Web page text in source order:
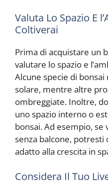
Valuta Lo Spazio E
Coltiverai
Prima di acquistare un
valutare lo spazio e
Alcune specie di
solare, mentre altre
ombreggiate. Inoltre,
uno spazio interno o
bonsai. Ad esempio,
senza balcone, potresti
adatto alla crescita in
Considera Il Tuo